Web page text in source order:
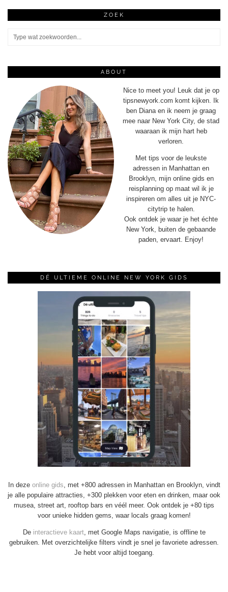
ZOEK
ABOUT
Nice to meet you! Leuk dat je op
tipsnewyork.com komt kijken. Ik
ben Diana en ik neem je graag
mee naar New York City, de stad
waaraan ik mijn hart heb
verloren.
Met tips voor de leukste
adressen in Manhattan en
Brooklyn, mijn online gids en
reisplanning op maat wil ik je
inspireren om alles uit je NYC-
citytrip te halen.
Ook ontdek je waar je het échte
New York, buiten de gebaande
paden, ervaart. Enjoy!
DÉ ULTIEME ONLINE NEW YORK GIDS
In deze online gids, met +800 adressen in Manhattan en Brooklyn, vindt
je alle populaire attracties, +300 plekken voor eten en drinken, maar ook
musea, street art, rooftop bars en véél meer. Ook ontdek je +80 tips
voor unieke hidden gems, waar locals graag komen!
De interactieve kaart, met Google Maps navigatie, is offline te
gebruiken. Met overzichtelijke filters vindt je snel je favoriete adressen.
Je hebt voor altijd toegang.